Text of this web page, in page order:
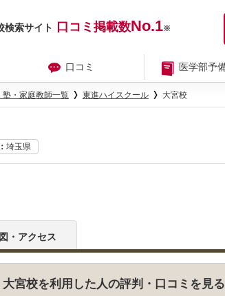
検索サイト 口コミ掲載数No.1※
口コミ 医学部予
・家庭教師一覧 東進ハイスクール 大宮校
埼玉県
・アクセス
宮校を利用した人の評判・口コミを見